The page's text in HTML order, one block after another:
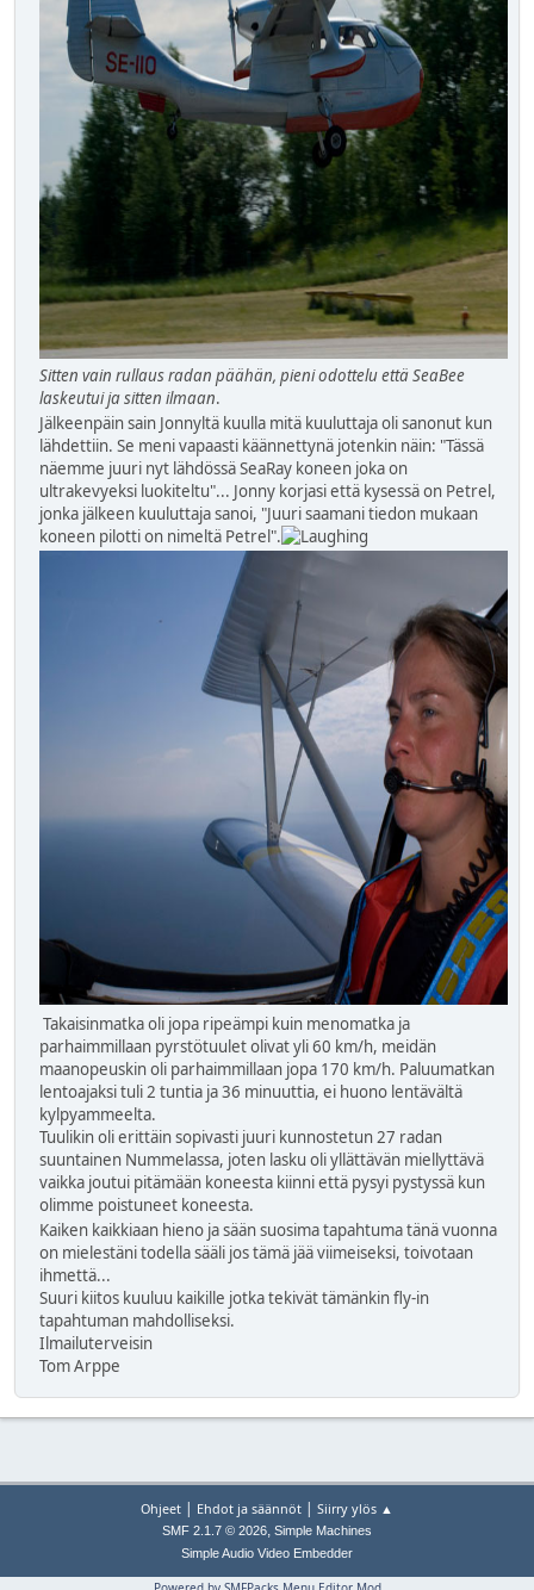
Sitten vain rullaus radan päähän, pieni odottelu että SeaBee
laskeutui ja sitten ilmaan.
Jälkeenpäin sain Jonnyltä kuulla mitä kuuluttaja oli sanonut kun
lähdettiin. Se meni vapaasti käännettynä jotenkin näin: "Tässä
näemme juuri nyt lähdössä SeaRay koneen joka on
ultrakevyeksi luokiteltu"... Jonny korjasi että kysessä on Petrel,
jonka jälkeen kuuluttaja sanoi, "Juuri saamani tiedon mukaan
koneen pilotti on nimeltä Petrel".
Takaisinmatka oli jopa ripeämpi kuin menomatka ja
parhaimmillaan pyrstötuulet olivat yli 60 km/h, meidän
maanopeuskin oli parhaimmillaan jopa 170 km/h. Paluumatkan
lentoajaksi tuli 2 tuntia ja 36 minuuttia, ei huono lentävältä
kylpyammeelta.
Tuulikin oli erittäin sopivasti juuri kunnostetun 27 radan
suuntainen Nummelassa, joten lasku oli yllättävän miellyttävä
vaikka joutui pitämään koneesta kiinni että pysyi pystyssä kun
olimme poistuneet koneesta.
Kaiken kaikkiaan hieno ja sään suosima tapahtuma tänä vuonna
on mielestäni todella sääli jos tämä jää viimeiseksi, toivotaan
ihmettä...
Suuri kiitos kuuluu kaikille jotka tekivät tämänkin fly-in
tapahtuman mahdolliseksi.
Ilmailuterveisin
Tom Arppe
Ohjeet | Ehdot ja säännöt | Siirry ylös ▲
SMF 2.1.7 © 2026, Simple Machines
Simple Audio Video Embedder